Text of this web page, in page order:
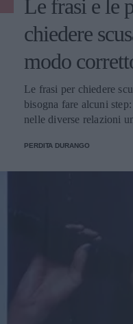
Le frasi e le
chiedere
modo
Le frasi per chiedere
bisogna fare alcuni
nelle diverse relazioni
PERDITA DURANGO